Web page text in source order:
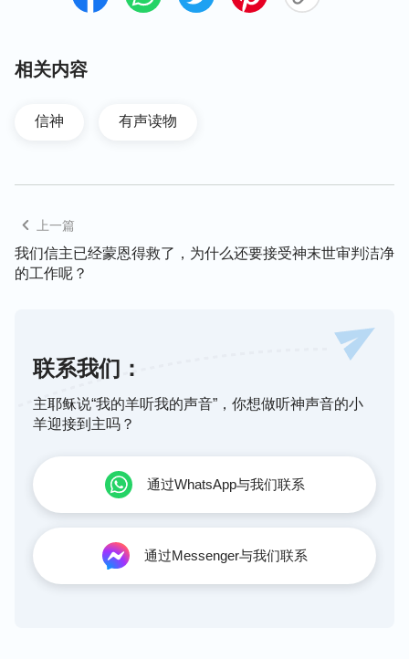
仰望地位权势，迷信跟随牧师长老，把人当作神一样
就是外表搞再多宗教仪式，神也不会喜欢，反而反感
本分，没有把实际经历神的作工说话看为重要，这样
相关推荐：
相关内容
信神 有声读物
上一篇
我们信主已经蒙恩得救了，为什么还要接受神末世审判洁净
的工作呢？
联系我们：
主耶稣说“我的羊听我的声音”，你想做听神声音的小
羊迎接到主吗？
通过WhatsApp与我们联系
通过Messenger与我们联系